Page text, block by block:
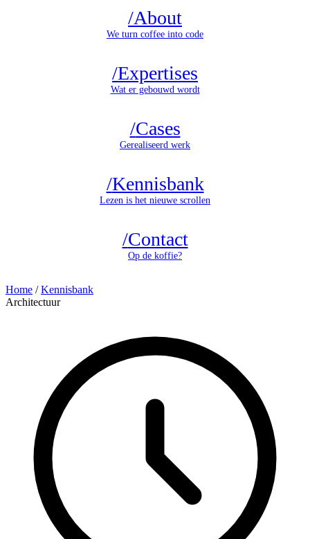
/About
We turn coffee into code
/Expertises
Wat er gebouwd wordt
/Cases
Gerealiseerd werk
/Kennisbank
Lezen is het nieuwe scrollen
/Contact
Op de koffie?
Home / Kennisbank
Architectuur